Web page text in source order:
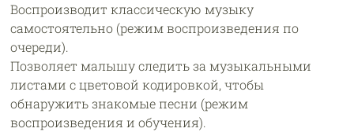
Воспроизводит классическую музыку
самостоятельно (режим воспроизведения по
очереди).
Позволяет малышу следить за музыкальными
листами с цветовой кодировкой, чтобы
обнаружить знакомые песни (режим
воспроизведения и обучения).